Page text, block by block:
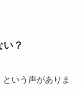
？
いう声がありま